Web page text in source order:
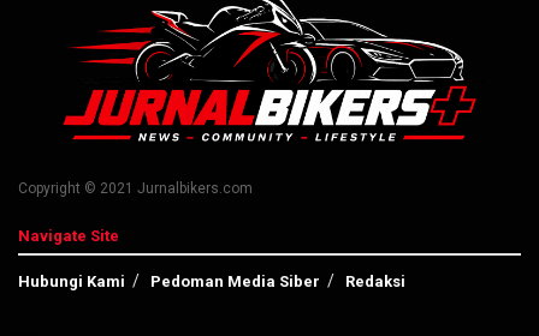
Copyright © 2021 Jurnalbikers.com
Navigate Site
Hubungi Kami Pedoman Media Siber Redaksi